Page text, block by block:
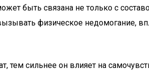
быть связана не только с
физическое недомогание,
тем сильнее он влияет на